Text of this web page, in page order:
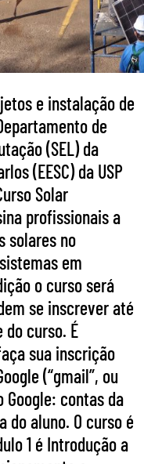
e instalação de
de
(SEL) da
(EESC) da USP
Solar
profissionais a
solares no
em
o curso será
se inscrever até
curso. É
sua inscrição
(“gmail”, ou
contas da
do aluno. O curso é
1 é Introdução a